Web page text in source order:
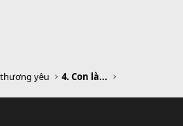
thương yêu 4. Con là...